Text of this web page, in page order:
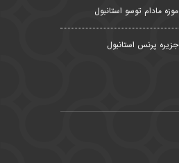
موزه مادام توسو استانبول
جزیره پرنس استانبول